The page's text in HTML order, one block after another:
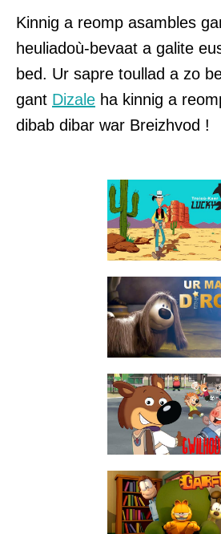
Kinnig a reomp asambles
heuliadoù-bevaat a galite
bed. Ur sapre toullad a zo
gant Dizale ha kinnig a
dibab dibar war Breizhvod !